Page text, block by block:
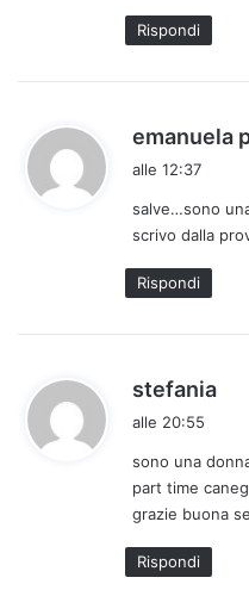
t
o
Rispondi
emanuela
alle 12:37
salve…sono
scrivo dalla
Rispondi
stefania
e
t
t
alle 20:55
sono una
part time
grazie buona
Rispondi